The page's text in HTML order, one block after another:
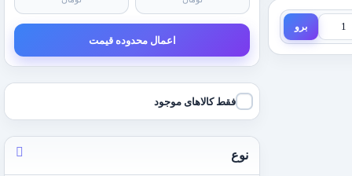
برو
اعمال محدوده قیمت
فقط کالاهای موجود
نوع